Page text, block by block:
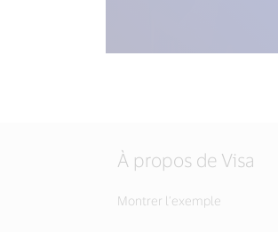
À propos de Visa
Montrer l’exemple